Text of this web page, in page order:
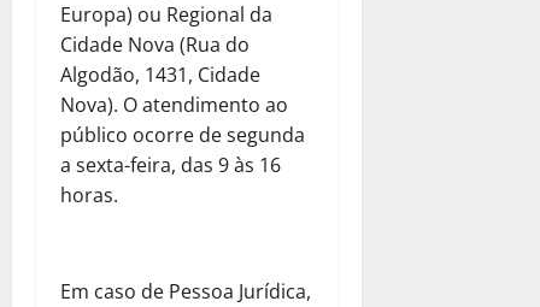
Europa) ou Regional da
Cidade Nova (Rua do
Algodão, 1431, Cidade
Nova). O atendimento ao
público ocorre de segunda
a sexta-feira, das 9 às 16
horas.
Em caso de Pessoa Jurídica,